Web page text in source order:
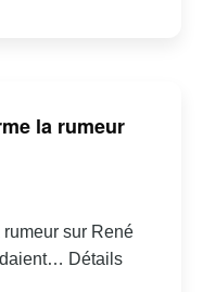
la rumeur
sur René
Détails